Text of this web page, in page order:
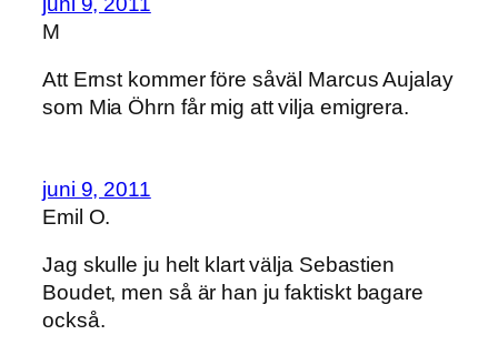
M
Att Ernst kommer före såväl Marcus Aujalay
som Mia Öhrn får mig att vilja emigrera.
juni 9, 2011
Emil O.
Jag skulle ju helt klart välja Sebastien
Boudet, men så är han ju faktiskt bagare
också.